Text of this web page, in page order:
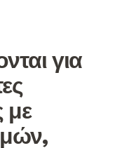
για
με